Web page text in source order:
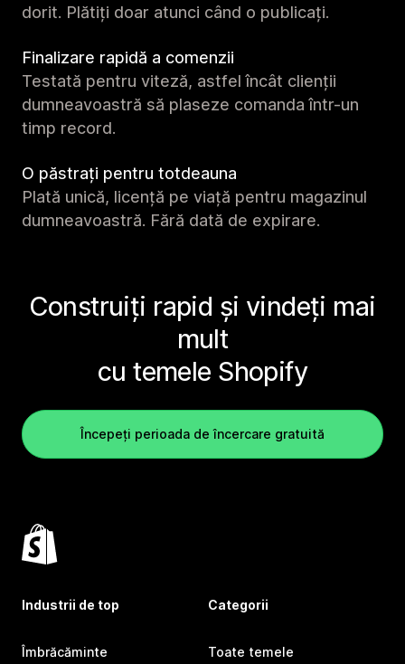
dorit. Plătiți doar atunci când o publicați.
Finalizare rapidă a comenzii
Testată pentru viteză, astfel încât clienții
dumneavoastră să plaseze comanda într-un
timp record.
O păstrați pentru totdeauna
Plată unică, licență pe viață pentru magazinul
dumneavoastră. Fără dată de expirare.
Construiți rapid și vindeți mai
mult
cu temele Shopify
Începeți perioada de încercare gratuită
Industrii de top
Îmbrăcăminte
Categorii
Toate temele